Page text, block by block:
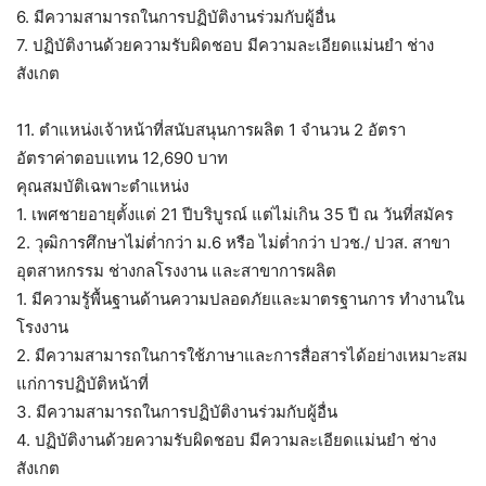
6. มีความสามารถในการปฏิบัติงานร่วมกับผู้อื่น
7. ปฏิบัติงานด้วยความรับผิดชอบ มีความละเอียดแม่นยำ ช่าง
สังเกต
11. ตำแหน่งเจ้าหน้าที่สนับสนุนการผลิต 1 จำนวน 2 อัตรา
อัตราค่าตอบแทน 12,690 บาท
คุณสมบัติเฉพาะตำแหน่ง
1. เพศชายอายุตั้งแต่ 21 ปีบริบูรณ์ แต่ไม่เกิน 35 ปี ณ วันที่สมัคร
2. วุฒิการศึกษาไม่ต่ำกว่า ม.6 หรือ ไม่ต่ำกว่า ปวช./ ปวส. สาขา
อุตสาหกรรม ช่างกลโรงงาน และสาขาการผลิต
1. มีความรู้พื้นฐานด้านความปลอดภัยและมาตรฐานการ ทำงานใน
โรงงาน
2. มีความสามารถในการใช้ภาษาและการสื่อสารได้อย่างเหมาะสม
แก่การปฏิบัติหน้าที่
3. มีความสามารถในการปฏิบัติงานร่วมกับผู้อื่น
4. ปฏิบัติงานด้วยความรับผิดชอบ มีความละเอียดแม่นยำ ช่าง
สังเกต